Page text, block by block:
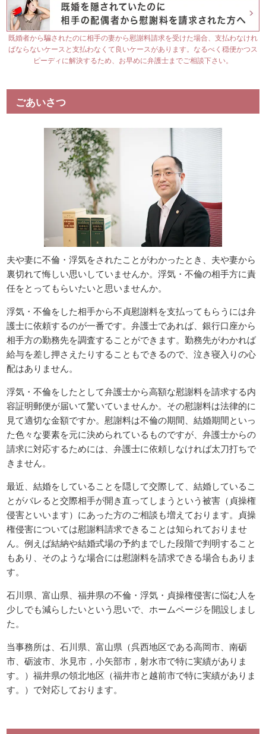
既婚者から騙されたのに相手の妻から慰謝料請求を受けた場合、支払わなけれ
ばならないケースと支払わなくて良いケースがあります。なるべく穏便かつス
ピーディに解決するため、お早めに弁護士までご相談下さい。
ごあいさつ
夫や妻に不倫・浮気をされたことがわかったとき、夫や妻から
裏切れて悔しい思いしていませんか。浮気・不倫の相手方に責
任をとってもらいたいと思いませんか。
浮気・不倫をした相手から不貞慰謝料を支払ってもらうには弁
護士に依頼するのが一番です。弁護士であれば、銀行口座から
相手方の勤務先を調査することができます。勤務先がわかれば
給与を差し押さえたりすることもできるので、泣き寝入りの心
配はありません。
浮気・不倫をしたとして弁護士から高額な慰謝料を請求する内
容証明郵便が届いて驚いていませんか。その慰謝料は法律的に
見て適切な金額ですか。慰謝料は不倫の期間、結婚期間といっ
た色々な要素を元に決められているものですが、弁護士からの
請求に対応するためには、弁護士に依頼しなければ太刀打ちで
きません。
最近、結婚をしていることを隠して交際して、結婚しているこ
とがバレると交際相手が開き直ってしまうという被害（貞操権
侵害といいます）にあった方のご相談も増えております。貞操
権侵害については慰謝料請求できることは知られておりませ
ん。例えば結納や結婚式場の予約までした段階で判明すること
もあり、そのような場合には慰謝料を請求できる場合もありま
す。
石川県、富山県、福井県の不倫・浮気・貞操権侵害に悩む人を
少しでも減らしたいという思いで、ホームページを開設しまし
た。
当事務所は、石川県、富山県（呉西地区である高岡市、南砺
市、砺波市、氷見市，小矢部市，射水市で特に実績がありま
す。）福井県の領北地区（福井市と越前市で特に実績がありま
す。）で対応しております。